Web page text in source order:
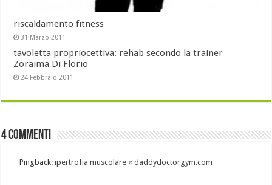
riscaldamento fitness
31 Marzo 2011
tavoletta propriocettiva: rehab secondo la trainer
Zoraima Di Florio
24 Febbraio 2011
4 commenti
Pingback:ipertrofia muscolare « daddydoctorgym.com